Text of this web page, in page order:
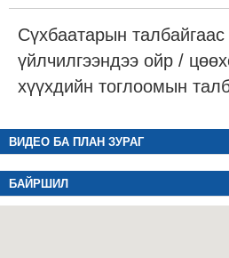
Сүхбаатарын
үйлчилгээндээ ойр /
хүүхдийн тоглоомын
ВИДЕО БА ПЛАН ЗУРАГ
БАЙРШИЛ